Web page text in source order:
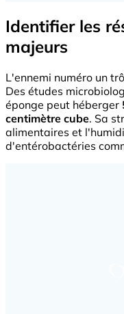
Identifier les
majeurs
L'ennemi numéro un
Des études
éponge peut héberger
centimètre cube. Sa
alimentaires et
d'entérobactéries